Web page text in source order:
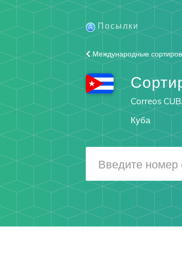
Посылки
Международные
Correos
Куба